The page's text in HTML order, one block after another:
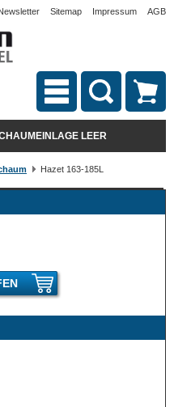
Sitemap Impressum AGB
LEER
Hazet 163-185L